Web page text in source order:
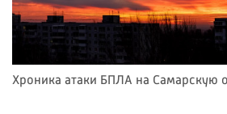
Хроника атаки БПЛА на Самарскую